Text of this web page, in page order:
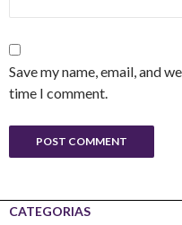
Save my name, email, and
time I comment.
CATEGORIAS